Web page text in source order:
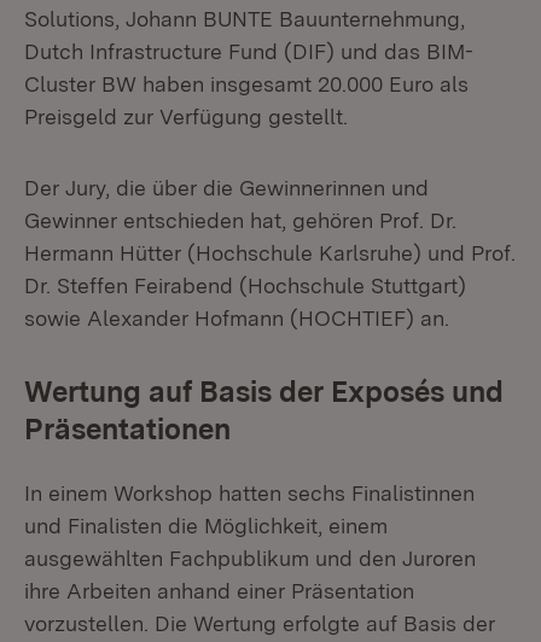
Solutions, Johann BUNTE Bauunternehmung,
Dutch Infrastructure Fund (DIF) und das BIM-
Cluster BW haben insgesamt 20.000 Euro als
Preisgeld zur Verfügung gestellt.
Der Jury, die über die Gewinnerinnen und
Gewinner entschieden hat, gehören Prof. Dr.
Hermann Hütter (Hochschule Karlsruhe) und Prof.
Dr. Steffen Feirabend (Hochschule Stuttgart)
sowie Alexander Hofmann (HOCHTIEF) an.
Wertung auf Basis der Exposés und
Präsentationen
In einem Workshop hatten sechs Finalistinnen
und Finalisten die Möglichkeit, einem
ausgewählten Fachpublikum und den Juroren
ihre Arbeiten anhand einer Präsentation
vorzustellen. Die Wertung erfolgte auf Basis der